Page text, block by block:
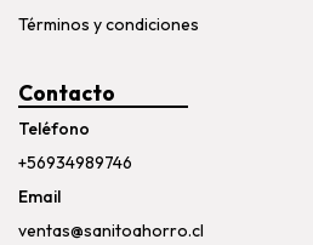
Términos y condiciones
Contacto
Teléfono
+56934989746
Email
ventas@sanitoahorro.cl